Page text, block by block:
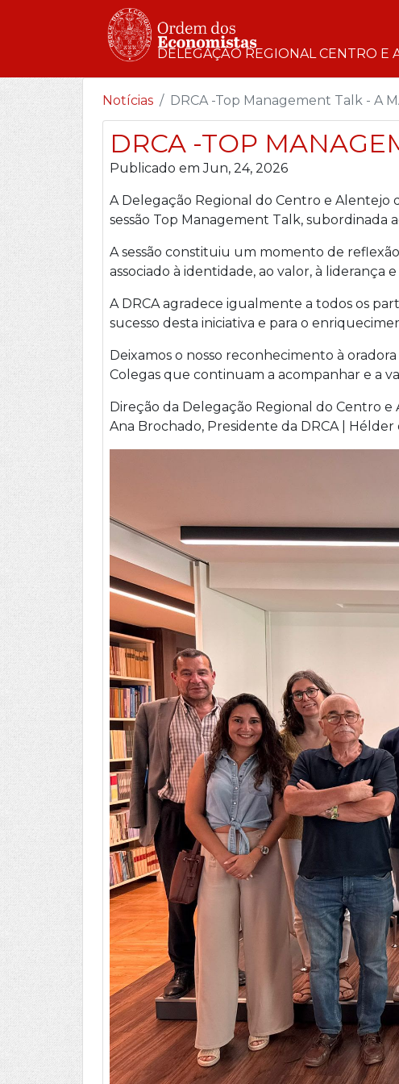
DELEGAÇÃO REGIONAL CENTRO E
Notícias DRCA -Top Management Talk - A
DRCA -TOP
Publicado em Jun, 24, 2026
A Delegação Regional do Centro e Alentejo
sessão Top Management Talk, subordinada
A sessão constituiu um momento de
associado à identidade, ao valor, à liderança
A DRCA agradece igualmente a todos os
sucesso desta iniciativa e para o
Deixamos o nosso reconhecimento à
Colegas que continuam a acompanhar e a
Direção da Delegação Regional do Centro
Ana Brochado, Presidente da DRCA |